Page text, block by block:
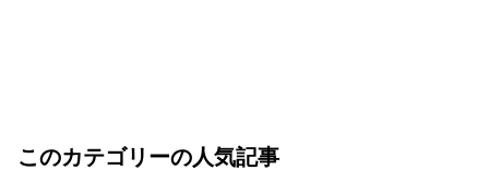
このカテゴリーの人気記事